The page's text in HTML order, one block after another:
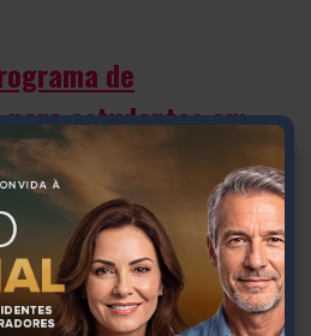
de
estudantes em
da Covid-19
do estudante na
preocupações da atual gestão
a instituição lançou, nesta